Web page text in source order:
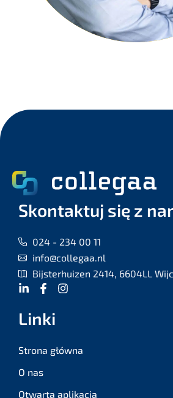
Skontaktuj się z
024 - 234 00 11
info@collegaa.nl
Bijsterhuizen 2414, 6604LL
Linki
Strona główna
O nas
Otwarta aplikacja